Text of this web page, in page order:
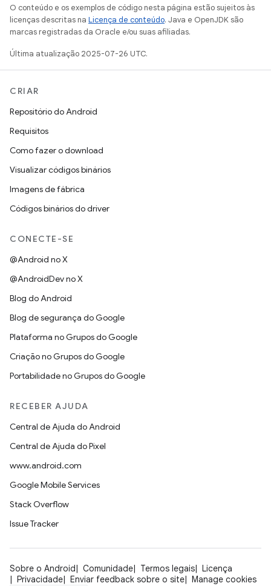
O conteúdo e os exemplos de código nesta página estão sujeitos às
licenças descritas na Licença de conteúdo. Java e OpenJDK são
marcas registradas da Oracle e/ou suas afiliadas.
Última atualização 2025-07-26 UTC.
CRIAR
Repositório do Android
Requisitos
Como fazer o download
Visualizar códigos binários
Imagens de fábrica
Códigos binários do driver
CONECTE-SE
@Android no X
@AndroidDev no X
Blog do Android
Blog de segurança do Google
Plataforma no Grupos do Google
Criação no Grupos do Google
Portabilidade no Grupos do Google
RECEBER AJUDA
Central de Ajuda do Android
Central de Ajuda do Pixel
www.android.com
Google Mobile Services
Stack Overflow
Issue Tracker
Sobre o Android Comunidade Termos legais
Licença
Privacidade
Enviar feedback sobre o site Manage cookies